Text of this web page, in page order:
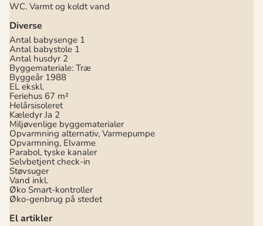
WC. Varmt og koldt vand
Diverse
Antal babysenge 1
Antal babystole 1
Antal husdyr 2
Byggemateriale: Træ
Byggeår 1988
EL ekskl.
Feriehus 67 m²
Helårsisoleret
Kæledyr Ja 2
Miljøvenlige byggematerialer
Opvarmning alternativ, Varmepumpe
Opvarmning, Elvarme
Parabol, tyske kanaler
Selvbetjent check-in
Støvsuger
Vand inkl.
Øko Smart-kontroller
Øko-genbrug på stedet
El artikler